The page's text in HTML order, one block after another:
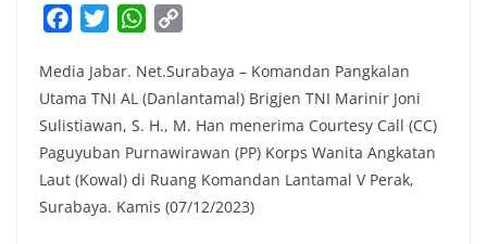
c
e
b
o
o
k
i
t
t
e
r
W
a
t
s
A
p
p
p
y
L
i
n
k
Media Jabar. Net.Surabaya – Komandan Pangkalan
Utama TNI AL (Danlantamal) Brigjen TNI Marinir Joni
Sulistiawan, S. H., M. Han menerima Courtesy Call (CC)
Paguyuban Purnawirawan (PP) Korps Wanita Angkatan
Laut (Kowal) di Ruang Komandan Lantamal V Perak,
Surabaya. Kamis (07/12/2023)